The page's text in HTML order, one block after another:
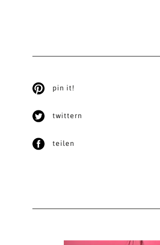
pin it!
twittern
teilen